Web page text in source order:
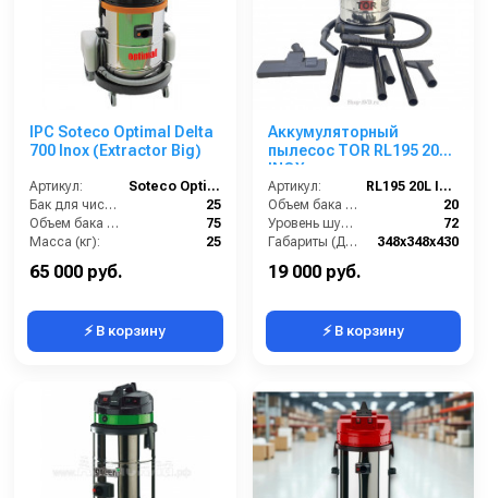
IPC Soteco Optimal Delta
700 Inox (Extractor Big)
Артикул:
Soteco Optimal Extractor Big
Бак для чистой воды (л):
25
Объем бака (л):
75
Масса (кг):
25
Потребляемая мощность (Вт):
65 000 руб.
⚡ В корзину
Аккумуляторный
пылесос TOR RL195 20L
INOX
Артикул:
RL195 20L INOX
Объем бака (л):
20
Уровень шума (дБ):
72
Габариты (ДхШхВ):
348х348х430
Кол-во турбин:
19 000 руб.
⚡ В корзину